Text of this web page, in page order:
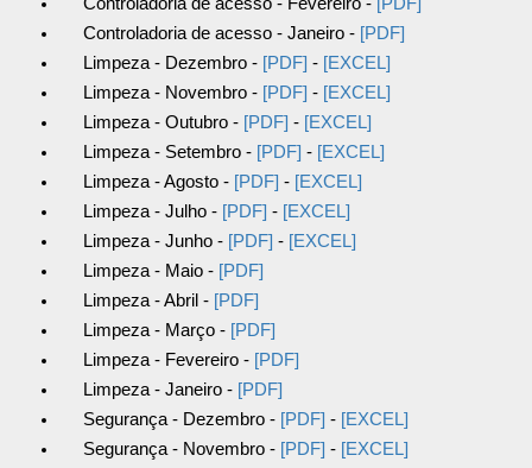
Controladoria de acesso - Janeiro - [PDF]
Limpeza - Dezembro - [PDF] - [EXCEL]
Limpeza - Novembro - [PDF] - [EXCEL]
Limpeza - Outubro - [PDF] - [EXCEL]
Limpeza - Setembro - [PDF] - [EXCEL]
Limpeza - Agosto - [PDF] - [EXCEL]
Limpeza - Julho - [PDF] - [EXCEL]
Limpeza - Junho - [PDF] - [EXCEL]
Limpeza - Maio - [PDF]
Limpeza - Abril - [PDF]
Limpeza - Março - [PDF]
Limpeza - Fevereiro - [PDF]
Limpeza - Janeiro - [PDF]
Segurança - Dezembro - [PDF] - [EXCEL]
Segurança - Novembro - [PDF] - [EXCEL]